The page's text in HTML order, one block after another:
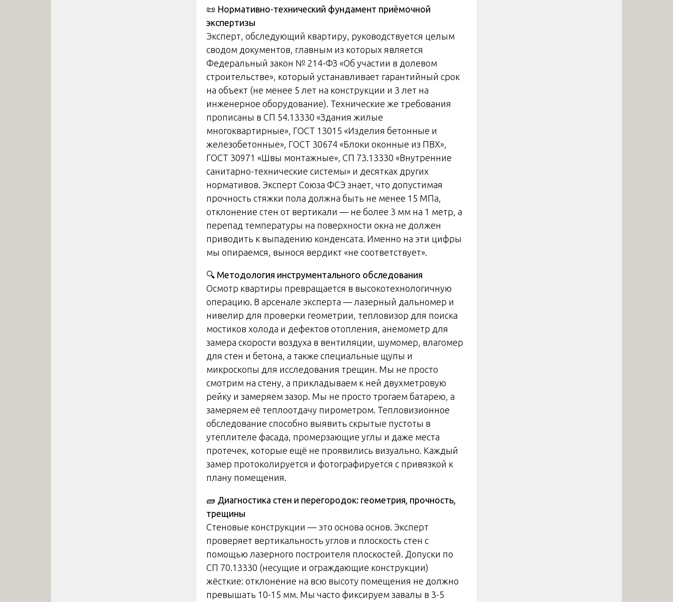
📜 Нормативно-технический фундамент приёмочной
экспертизы
Эксперт, обследующий квартиру, руководствуется целым
сводом документов, главным из которых является
Федеральный закон № 214-ФЗ «Об участии в долевом
строительстве», который устанавливает гарантийный срок
на объект (не менее 5 лет на конструкции и 3 лет на
инженерное оборудование). Технические же требования
прописаны в СП 54.13330 «Здания жилые
многоквартирные», ГОСТ 13015 «Изделия бетонные и
железобетонные», ГОСТ 30674 «Блоки оконные из ПВХ»,
ГОСТ 30971 «Швы монтажные», СП 73.13330 «Внутренние
санитарно-технические системы» и десятках других
нормативов. Эксперт Союза ФСЭ знает, что допустимая
прочность стяжки пола должна быть не менее 15 МПа,
отклонение стен от вертикали — не более 3 мм на 1 метр, а
перепад температуры на поверхности окна не должен
приводить к выпадению конденсата. Именно на эти цифры
мы опираемся, вынося вердикт «не соответствует».
🔍 Методология инструментального обследования
Осмотр квартиры превращается в высокотехнологичную
операцию. В арсенале эксперта — лазерный дальномер и
нивелир для проверки геометрии, тепловизор для поиска
мостиков холода и дефектов отопления, анемометр для
замера скорости воздуха в вентиляции, шумомер, влагомер
для стен и бетона, а также специальные щупы и
микроскопы для исследования трещин. Мы не просто
смотрим на стену, а прикладываем к ней двухметровую
рейку и замеряем зазор. Мы не просто трогаем батарею, а
замеряем её теплоотдачу пирометром. Тепловизионное
обследование способно выявить скрытые пустоты в
утеплителе фасада, промерзающие углы и даже места
протечек, которые ещё не проявились визуально. Каждый
замер протоколируется и фотографируется с привязкой к
плану помещения.
🧱 Диагностика стен и перегородок: геометрия, прочность,
трещины
Стеновые конструкции — это основа основ. Эксперт
проверяет вертикальность углов и плоскость стен с
помощью лазерного построителя плоскостей. Допуски по
СП 70.13330 (несущие и ограждающие конструкции)
жёсткие: отклонение на всю высоту помещения не должно
превышать 10-15 мм. Мы часто фиксируем завалы в 3-5